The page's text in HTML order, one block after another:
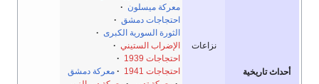
تاريخية
معركة ميسلون ·
احتجاجات دمشق ·
الثورة السورية الكبرى ·
الإضراب الستيني ·
احتجاجات 1939
·
احتجاجات 1941
· معركة دمشق